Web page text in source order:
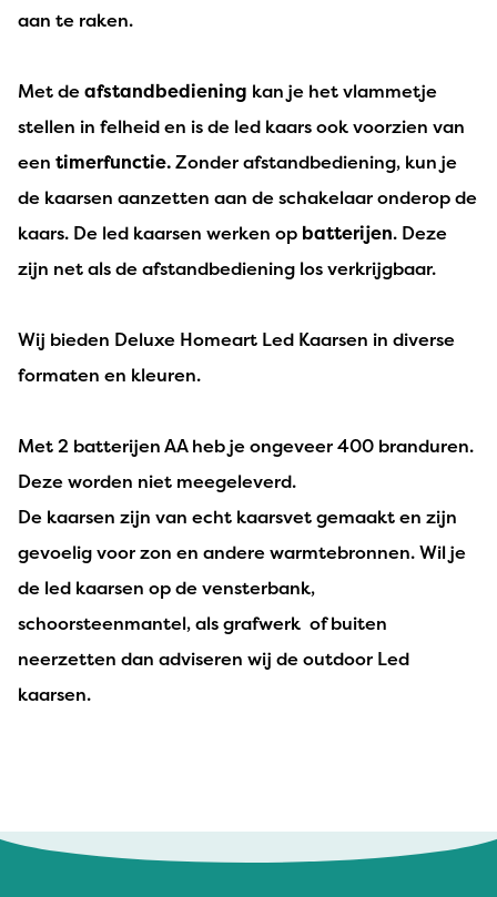
aan te raken.
Met de afstandbediening kan je het vlammetje
stellen in felheid en is de led kaars ook voorzien van
een timerfunctie.Zonder afstandbediening, kun je
de kaarsen aanzetten aan de schakelaar onderop de
kaars. De led kaarsen werken op batterijen. Deze
zijn net als de afstandbediening los verkrijgbaar.
Wij bieden Deluxe Homeart Led Kaarsen in diverse
formaten en kleuren.
Met 2 batterijen AA heb je ongeveer 400 branduren.
Deze worden niet meegeleverd.
De kaarsen zijn van echt kaarsvet gemaakt en zijn
gevoelig voor zon en andere warmtebronnen. Wil je
de led kaarsen op de vensterbank,
schoorsteenmantel, als grafwerk of buiten
neerzetten dan adviseren wij de outdoor Led
kaarsen.